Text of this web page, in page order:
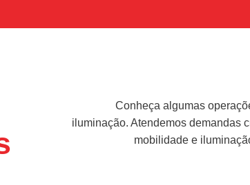
Conheça algumas
iluminação. Atendemos demandas
mobilidade e